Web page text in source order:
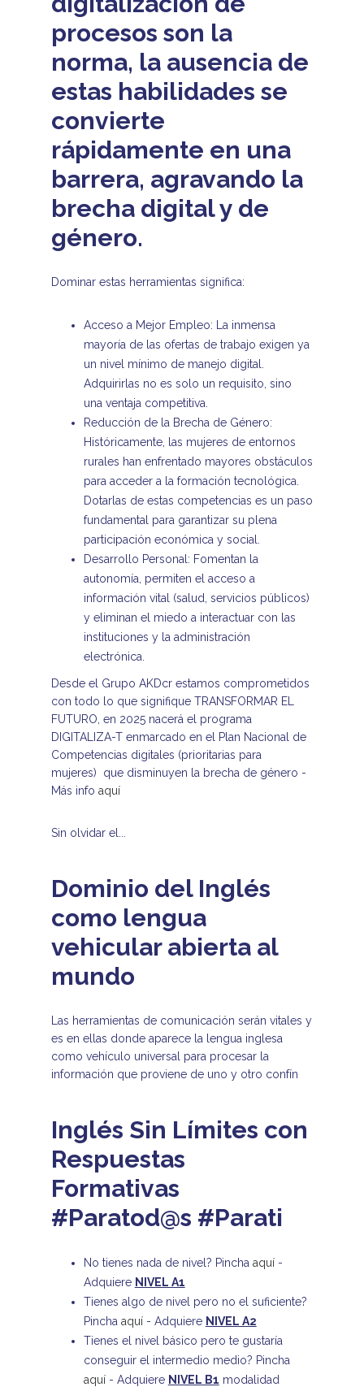
procesos son la
norma, la ausencia de
estas habilidades se
convierte
rápidamente en una
barrera, agravando la
brecha digital y de
género.
Dominar estas herramientas significa:
Acceso a Mejor Empleo: La inmensa
mayoría de las ofertas de trabajo exigen ya
un nivel mínimo de manejo digital.
Adquirirlas no es solo un requisito, sino
una ventaja competitiva.
Reducción de la Brecha de Género:
Históricamente, las mujeres de entornos
rurales han enfrentado mayores obstáculos
para acceder a la formación tecnológica.
Dotarlas de estas competencias es un paso
fundamental para garantizar su plena
participación económica y social.
Desarrollo Personal: Fomentan la
autonomía, permiten el acceso a
información vital (salud, servicios públicos)
y eliminan el miedo a interactuar con las
instituciones y la administración
electrónica.
Desde el Grupo AKDcr estamos comprometidos
con todo lo que signifique TRANSFORMAR EL
FUTURO, en 2025 nacerá el programa
DIGITALIZA-T enmarcado en el Plan Nacional de
Competencias digitales (prioritarias para
mujeres) que disminuyen la brecha de género -
Más info aquí
Sin olvidar el...
Dominio del Inglés
como lengua
vehicular abierta al
mundo
Las herramientas de comunicación serán vitales y
es en ellas donde aparece la lengua inglesa
como vehículo universal para procesar la
información que proviene de uno y otro confín
Inglés Sin Límites con
Respuestas
Formativas
#Paratod@s #Parati
No tienes nada de nivel? Pincha aquí-
Adquiere NIVEL A1
Tienes algo de nivel pero no el suficiente?
Pincha aquí - Adquiere NIVEL A2
Tienes el nivel básico pero te gustaría
conseguir el intermedio medio? Pincha
aquí- Adquiere NIVEL B1 modalidad